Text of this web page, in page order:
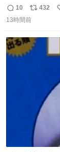
youtu.be/
返
信
10
リ
ポ
ト
数
432
13時間前